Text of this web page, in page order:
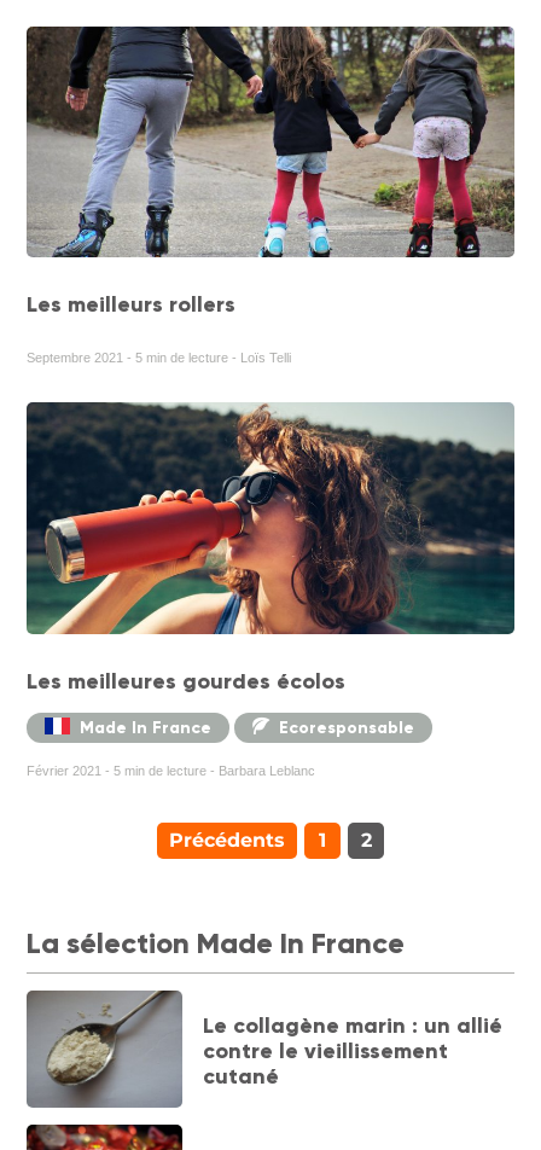
Les meilleurs rollers
Septembre 2021 - 5 min de lecture - Loïs Telli
Les meilleures gourdes écolos
Made In France Ecoresponsable
Février 2021 - 5 min de lecture - Barbara Leblanc
Précédents 1 2
La sélection Made In France
Le collagène marin : un allié
contre le vieillissement
cutané